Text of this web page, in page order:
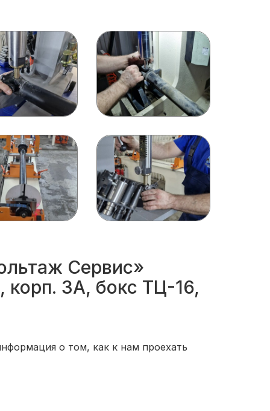
Сервис»
3А, бокс ТЦ-16,
о том, как к нам проехать